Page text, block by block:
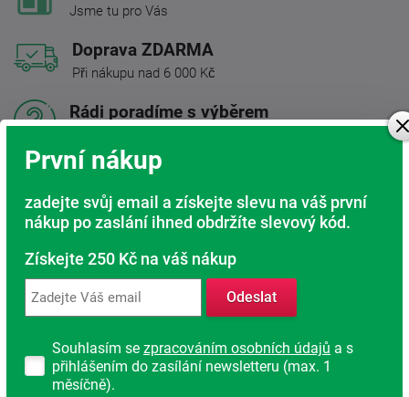
Jsme tu pro Vás
Doprava ZDARMA
Při nákupu nad 6 000 Kč
Rádi poradíme s výběrem
Rodinná firma
S tradicí od roku 1991
Popis produktu
Romantické bavlněné povlečení Fleur.
Jemné květy, kombinace růžové a fialové barvy volají po
romantické duši. Oboustranné povlečení zaujme mladou
dívku, maminku i babičku.
První nákup
zadejte svůj email a získejte slevu na váš první
nákup po zaslání ihned obdržíte slevový kód.
Získejte 250 Kč na váš nákup
Odeslat
Souhlasím se zpracováním osobních údajů a s
přihlášením do zasílání newsletteru (max. 1
měsíčně).